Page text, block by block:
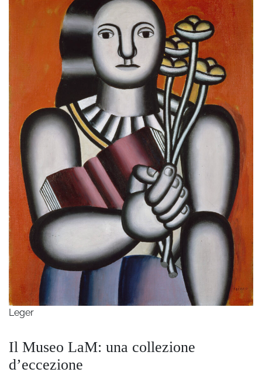
Leger
Il Museo LaM: una collezione
d’eccezione